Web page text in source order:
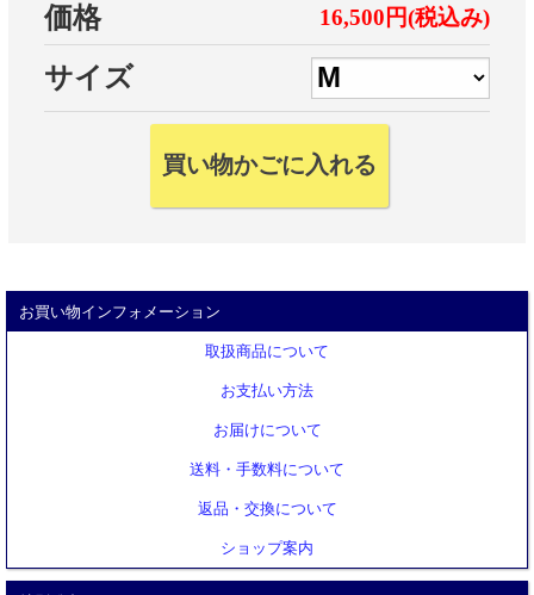
価格 16,500円(税込み)
サイズ
お買い物インフォメーション
取扱商品について
お支払い方法
お届けについて
送料・手数料について
返品・交換について
ショップ案内